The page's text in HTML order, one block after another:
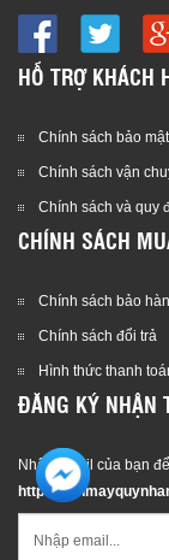
HỖ TRỢ KHÁCH
Chính sách bảo
Chính sách vận
Chính sách và quy
CHÍNH SÁCH
Chính sách bảo
Chính sách đổi trả
Hình thức thanh
ĐĂNG KÝ NHẬN
Nhập email của bạn
http://